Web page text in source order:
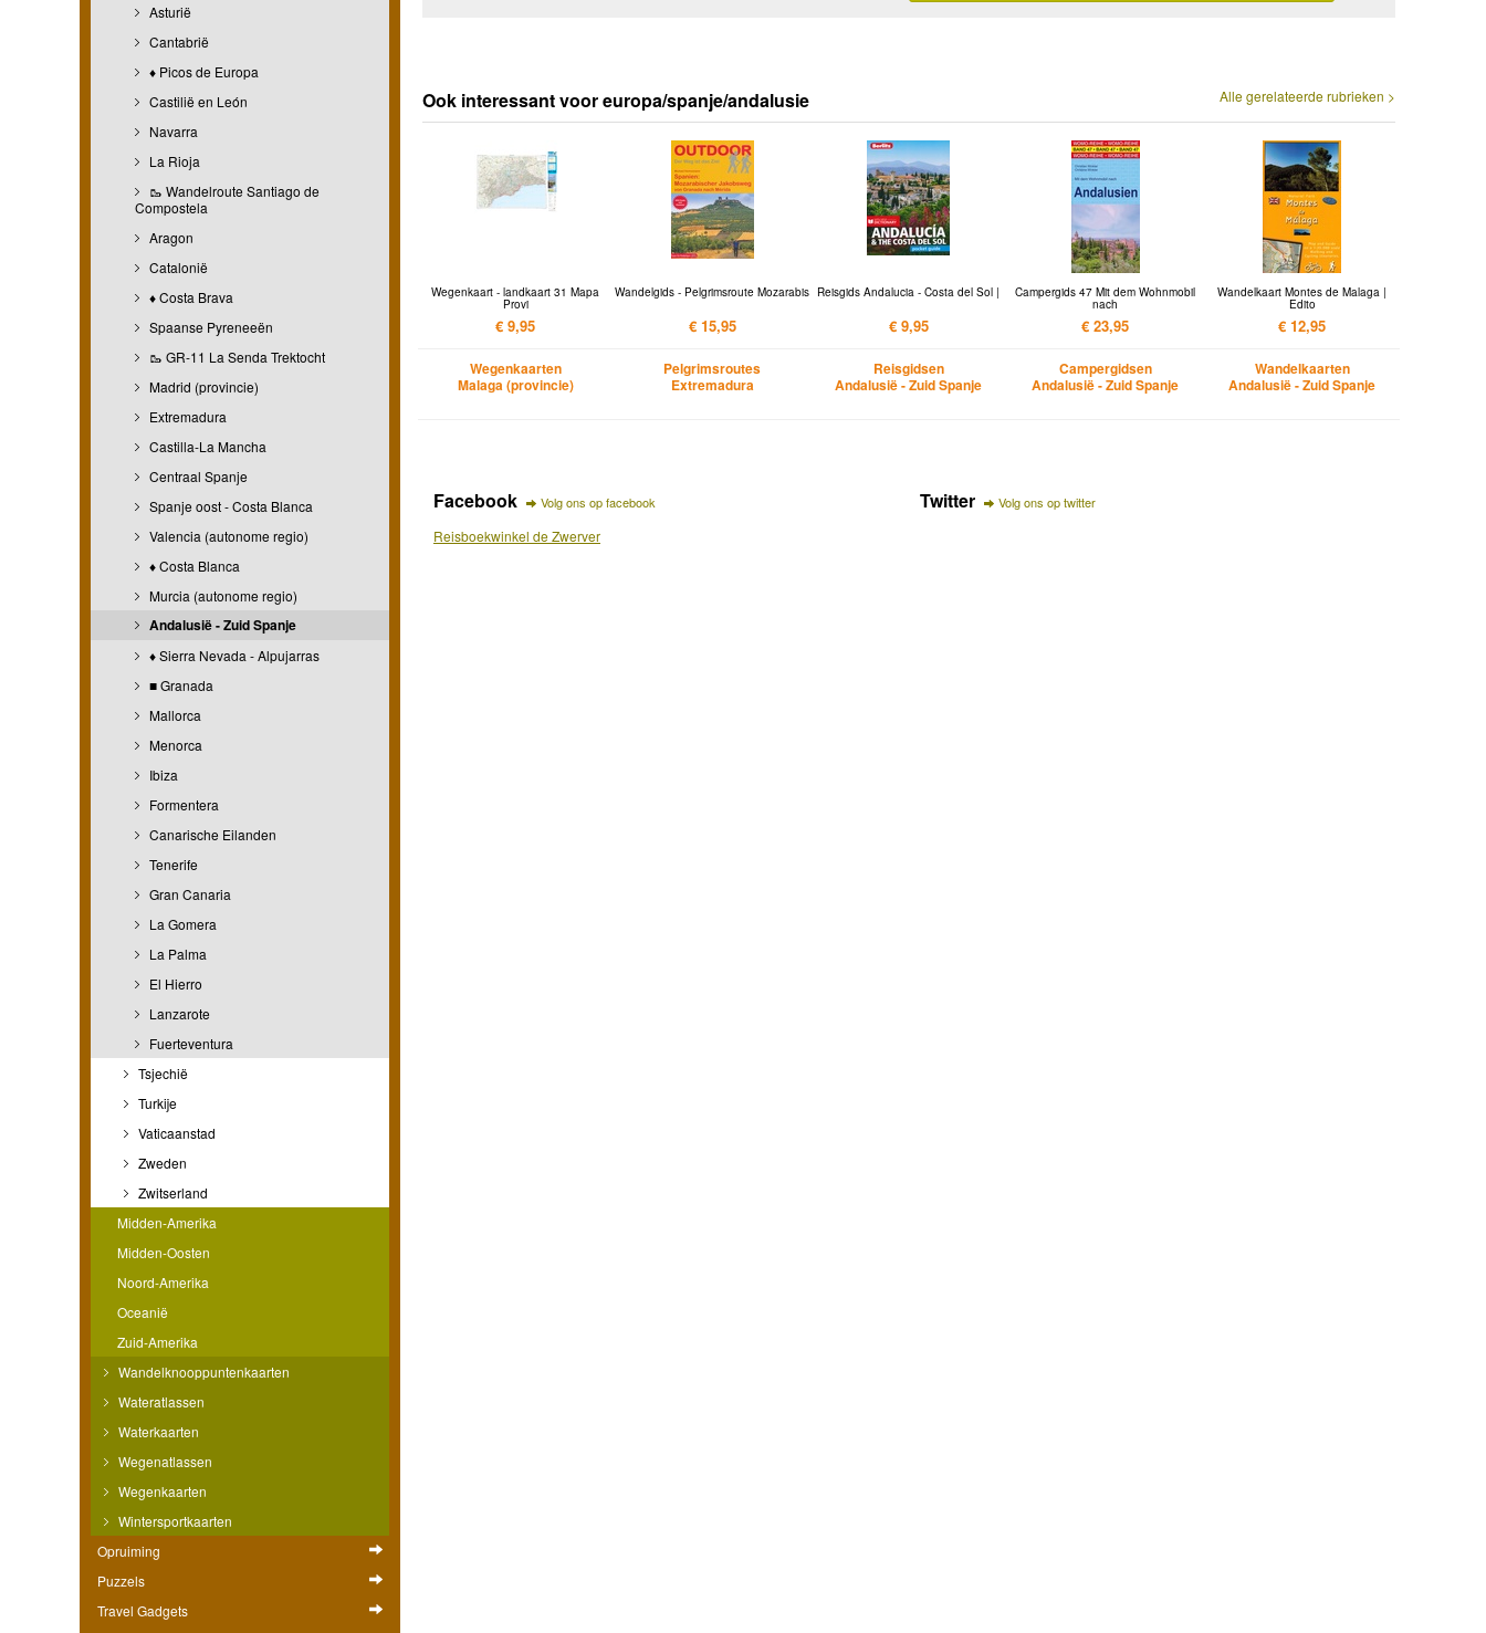
Asturië
Cantabrië
♦ Picos de Europa
Castilië en León
Navarra
La Rioja
🥾 Wandelroute Santiago de
Compostela
Aragon
Catalonië
♦ Costa Brava
Spaanse Pyreneeën
🥾 GR-11 La Senda Trektocht
Madrid (provincie)
Extremadura
Castilla-La Mancha
Centraal Spanje
Spanje oost - Costa Blanca
Valencia (autonome regio)
♦ Costa Blanca
Murcia (autonome regio)
Andalusië - Zuid Spanje
♦ Sierra Nevada - Alpujarras
■ Granada
Mallorca
Menorca
Ibiza
Formentera
Canarische Eilanden
Tenerife
Gran Canaria
La Gomera
La Palma
El Hierro
Lanzarote
Fuerteventura
Tsjechië
Turkije
Vaticaanstad
Zweden
Zwitserland
Midden-Amerika
Midden-Oosten
Noord-Amerika
Oceanië
Zuid-Amerika
Wandelknooppuntenkaarten
Wateratlassen
Waterkaarten
Wegenatlassen
Wegenkaarten
Wintersportkaarten
Opruiming
Puzzels
Travel Gadgets
Alle gerelateerde rubrieken >
Ook interessant voor europa/spanje/andalusie
Wegenkaart - landkaart 31 Mapa
Provi
€ 9,95
Wegenkaarten
Malaga (provincie)
Wandelgids - Pelgrimsroute Mozarabis
€ 15,95
Pelgrimsroutes
Extremadura
Reisgids Andalucia - Costa del Sol |
€ 9,95
Reisgidsen
Andalusië - Zuid Spanje
Campergids 47 Mit dem Wohnmobil
nach
€ 23,95
Campergidsen
Andalusië - Zuid Spanje
Wandelkaart Montes de Malaga |
Edito
€ 12,95
Wandelkaarten
Andalusië - Zuid Spanje
Facebook Volg ons op facebook
Reisboekwinkel de Zwerver
Twitter Volg ons op twitter